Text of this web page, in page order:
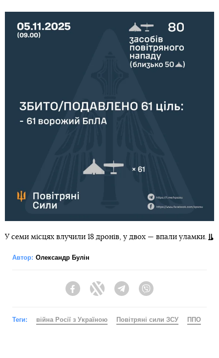
У семи місцях влучили 18 дронів, у двох — впали уламки.
Автор: Олександр Булін
FacebookTwitter Telegram
Теги: війна Росії з Україною Повітряні сили ЗСУ ППО